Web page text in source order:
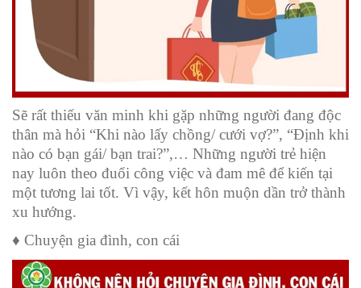
Sẽ rất thiếu văn minh khi gặp những người đang độc
thân mà hỏi “Khi nào lấy chồng/ cưới vợ?”, “Định khi
nào có bạn gái/ bạn trai?”,… Những người trẻ hiện
nay luôn theo đuổi công việc và đam mê để kiến tại
một tương lai tốt. Vì vậy, kết hôn muộn dần trở thành
xu hướng.
♦️ Chuyện gia đình, con cái